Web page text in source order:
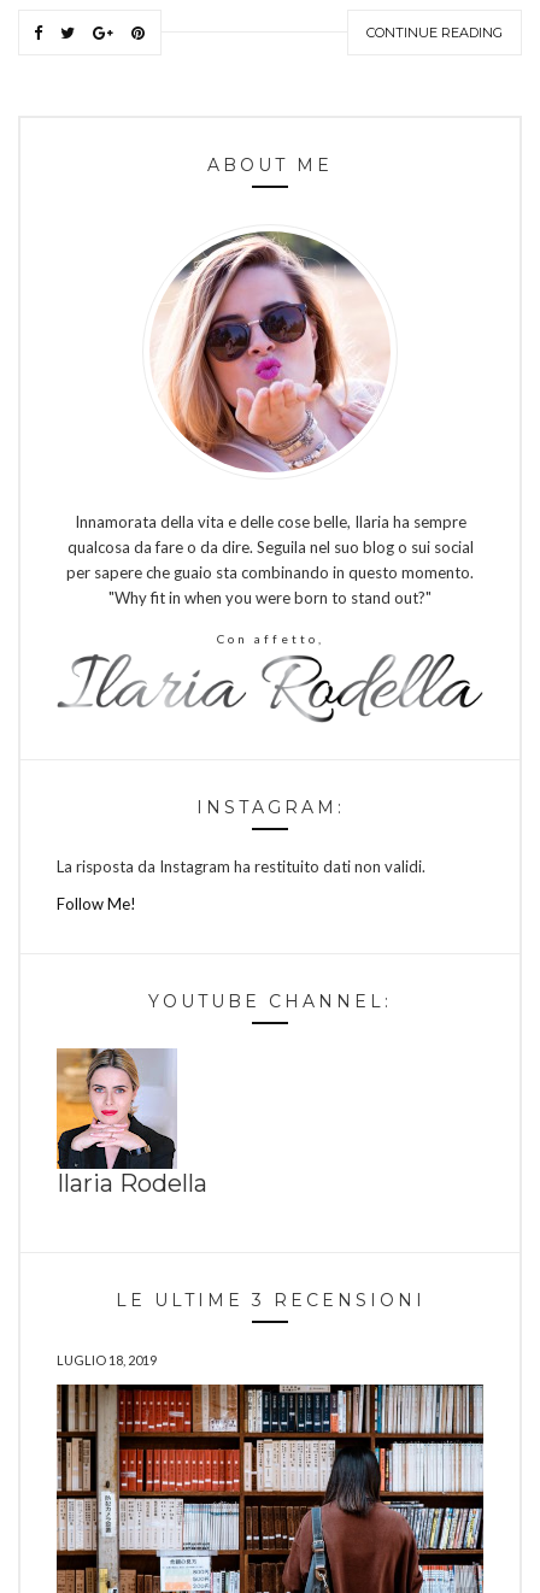
CONTINUE READING
ABOUT ME
Innamorata della vita e delle cose belle, Ilaria ha sempre
qualcosa da fare o da dire. Seguila nel suo blog o sui social
per sapere che guaio sta combinando in questo momento.
"Why fit in when you were born to stand out?"
Con affetto,
INSTAGRAM:
La risposta da Instagram ha restituito dati non validi.
Follow Me!
YOUTUBE CHANNEL:
Ilaria Rodella
LE ULTIME 3 RECENSIONI
LUGLIO 18, 2019